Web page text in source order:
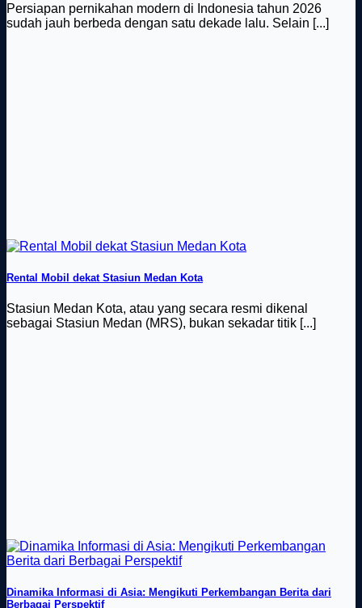
Persiapan pernikahan modern di Indonesia tahun 2026
sudah jauh berbeda dengan satu dekade lalu. Selain [...]
Rental Mobil dekat Stasiun Medan Kota
Stasiun Medan Kota, atau yang secara resmi dikenal
sebagai Stasiun Medan (MRS), bukan sekadar titik [...]
Dinamika Informasi di Asia: Mengikuti Perkembangan Berita dari
Berbagai Perspektif